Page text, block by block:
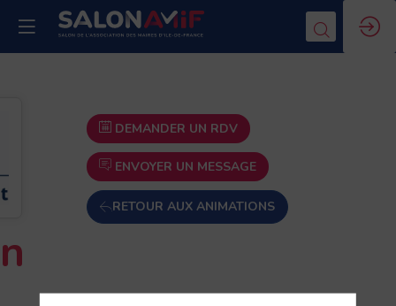
DEMANDER UN RDV
ENVOYER UN MESSAGE
RETOUR AUX ANIMATIONS